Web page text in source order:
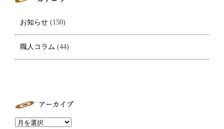
お知らせ (150)
職人コラム (44)